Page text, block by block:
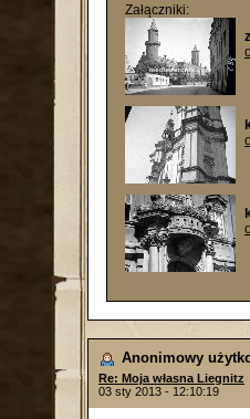
Załączniki:
Anonimowy
Re: Moja własna Liegnitz
03 sty 2013 - 12:10:19